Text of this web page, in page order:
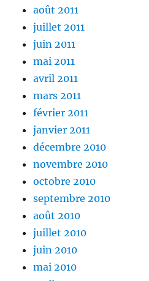
août 2011
juillet 2011
juin 2011
mai 2011
avril 2011
mars 2011
février 2011
janvier 2011
décembre 2010
novembre 2010
octobre 2010
septembre 2010
août 2010
juillet 2010
juin 2010
mai 2010